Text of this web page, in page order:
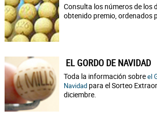
Consulta los números de los
obtenido premio, ordenados
EL GORDO DE NAVIDAD
Toda la información sobreel
Navidad para el Sorteo
diciembre.